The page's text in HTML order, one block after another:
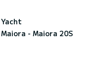
Yacht
Maiora - Maiora 20S